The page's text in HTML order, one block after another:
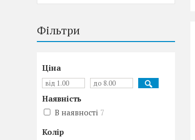
Фільтри
Ціна
Наявність
В наявності 7
Колір